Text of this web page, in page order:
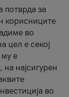
потврда за
корисниците
во
цел е секој
е
најсигурен
во